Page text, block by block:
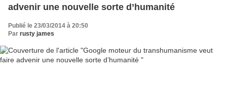
advenir une nouvelle sorte d’humanité
Publié le 23/03/2014 à 20:50
Par rusty james